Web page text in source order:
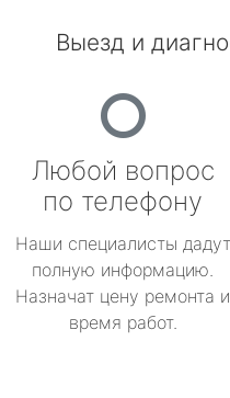
Выезд и
Любой вопрос
по телефону
Наши специалисты дадут
полную информацию.
Назначат цену ремонта и
время работ.